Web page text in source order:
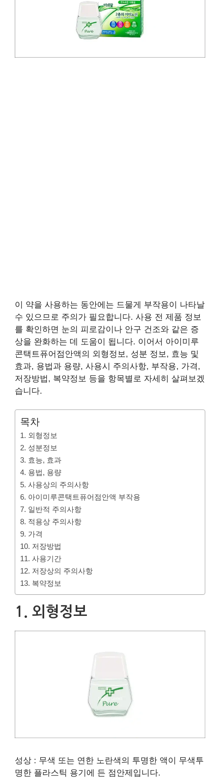
이 약을 사용하는 동안에는 드물게 부작용이 나타날
수 있으므로 주의가 필요합니다. 사용 전 제품 정보
를 확인하면 눈의 피로감이나 안구 건조와 같은 증
상을 완화하는 데 도움이 됩니다. 이어서 아이미루
콘택트퓨어점안액의 외형정보, 성분 정보, 효능 및
효과, 용법과 용량, 사용시 주의사항, 부작용, 가격,
저장방법, 복약정보 등을 항목별로 자세히 살펴보겠
습니다.
목차
1. 외형정보
2. 성분정보
3. 효능, 효과
4. 용법, 용량
5. 사용상의 주의사항
6. 아이미루콘택트퓨어점안액 부작용
7. 일반적 주의사항
8. 적용상 주의사항
9. 가격
10. 저장방법
11. 사용기간
12. 저장상의 주의사항
13. 복약정보
1. 외형정보
성상 : 무색 또는 연한 노란색의 투명한 액이 무색투
명한 플라스틱 용기에 든 점안제입니다.